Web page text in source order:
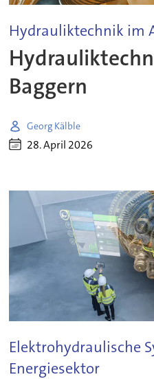
Hydrauliktechnik im
Baggern
Georg Kälble
28. April 2026
Elektrohydraulische
Energiesektor